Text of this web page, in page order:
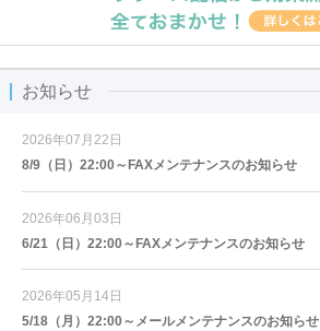
お知らせ
2026年07月22日
8/9（日）22:00～FAXメンテナンスのお知らせ
2026年06月03日
6/21（日）22:00～FAXメンテナンスのお知らせ
2026年05月14日
5/18（月）22:00～メールメンテナンスのお知らせ